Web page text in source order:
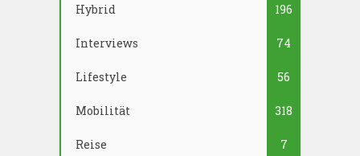
Hybrid 196
Interviews 74
Lifestyle 56
Mobilität 318
Reise 7